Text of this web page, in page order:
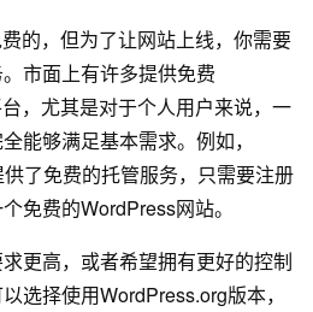
的，但为了让网站上线，你需要
市面上有许多提供免费
，尤其是对于个人用户来说，一
能够满足基本需求。例如，
了免费的托管服务，只需要注册
免费的WordPress网站。
更高，或者希望拥有更好的控制
选择使用WordPress.org版本，